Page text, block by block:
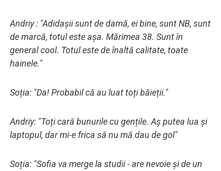
Andriy : "Adidașii sunt de damă, ei bine, sunt NB, sunt
de marcă, totul este așa. Mărimea 38. Sunt în
general cool. Totul este de înaltă calitate, toate
hainele."
Soția: "Da! Probabil că au luat toți băieții."
Andriy: "Toți cară bunurile cu gențile. Aș putea lua și
laptopul, dar mi-e frica să nu mă dau de gol"
Soția: "Sofia va merge la studii - are nevoie și de un